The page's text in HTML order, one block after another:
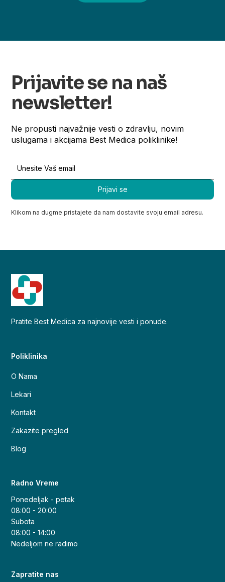
Prijavite se na naš
newsletter!
Ne propusti najvažnije vesti o zdravlju, novim
uslugama i akcijama Best Medica poliklinike!
Klikom na dugme pristajete da nam dostavite svoju email adresu.
Pratite Best Medica za najnovije vesti i ponude.
Poliklinika
O Nama
Lekari
Kontakt
Zakazite pregled
Blog
Radno Vreme
Ponedeljak - petak
08:00 - 20:00
Subota
08:00 - 14:00
Nedeljom ne radimo
Zapratite nas